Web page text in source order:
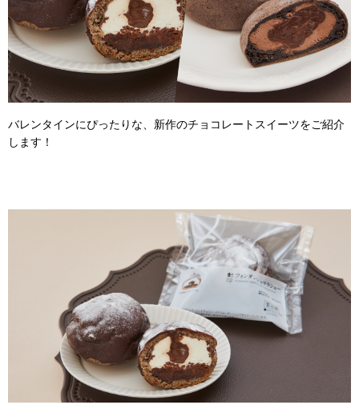
バレンタインにぴったりな、新作のチョコレートスイーツをご紹介
します！